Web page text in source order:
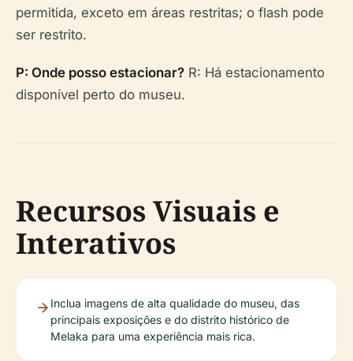
permitida, exceto em áreas restritas; o flash pode
ser restrito.
P: Onde posso estacionar? R: Há estacionamento
disponível perto do museu.
Recursos Visuais e
Interativos
Inclua imagens de alta qualidade do museu, das
principais exposições e do distrito histórico de
Melaka para uma experiência mais rica.